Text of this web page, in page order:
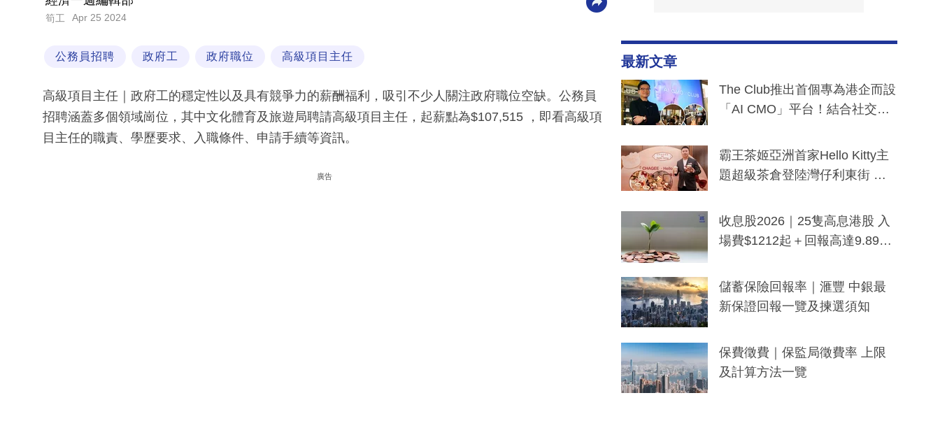
筍工 Apr 25 2024
公務員招聘 政府工 政府職位 高級項目主任
高級項目主任｜政府工的穩定性以及具有競爭力的薪酬福利，吸引不少人關注政府職位空缺。公務員
招聘涵蓋多個領域崗位，其中文化體育及旅遊局聘請高級項目主任，起薪點為$107,515 ，即看高級項
目主任的職責、學歷要求、入職條件、申請手續等資訊。
廣告
最新文章
The Club推出首個專為港企而設
「AI CMO」平台！結合社交聆
分鐘生成「貼地」宣傳短片
霸王茶姬亞洲首家Hello Kitty主
題超級茶倉登陸灣仔利東街 推
y及香港限定特調系列
收息股2026｜25隻高息港股 入
場費$1212起＋回報高達9.89
儲蓄保險回報率｜滙豐 中銀最
新保證回報一覽及揀選須知
保費徵費｜保監局徵費率 上限
及計算方法一覽